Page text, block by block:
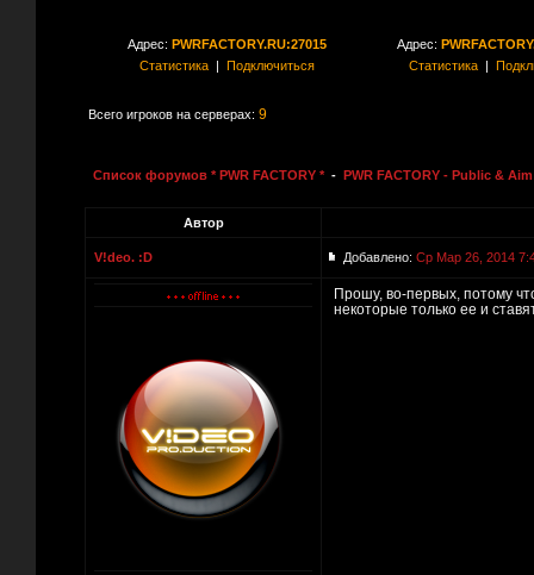
Адрес: PWRFACTORY.RU:27015
Статистика| Подключиться
Адрес:
Статистика|
Всего игроков на серверах: 9
Список форумов * PWR FACTORY * - PWR FACTORY - Public &
Автор
V!deo. :D Добавлено: Ср Мар 26, 2014
Прошу, во-первых, потому
некоторые только ее и